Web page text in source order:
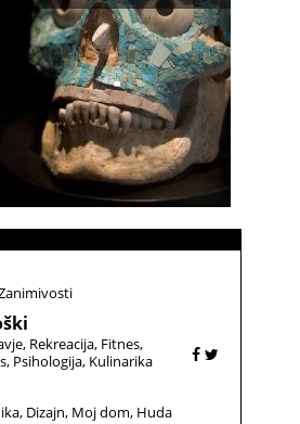
Rekreacija Fitnes
Psihologija Kulinarika
Dizajn Moj dom Huda